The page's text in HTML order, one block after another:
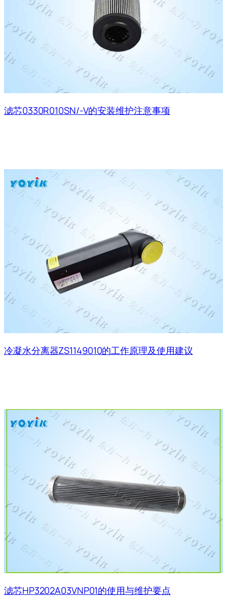
滤芯0330R010SN/-V的安装维护注意事项
冷凝水分离器ZS1149010的工作原理及使用建议
滤芯HP3202A03VNP01的使用与维护要点